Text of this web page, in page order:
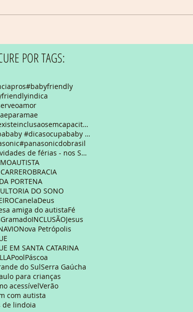
POR TAGS:
#babyfriendly
#naoexisteinclusaosemcapacitacao #autismo #autismfriendly #empresaamigadapessoaautista #empresaamig
#ocupababy #dicasocupababy #feriasemsp
#panasonicdobrasil
10 Atividades de férias - nos Shoppings de São Pau
AUTISTA
BRACIA
PORTENA
DO SONO
CanelaDeus
amiga do autistaFé
GramadoINCLUSÃOJesus
Nova Petrópolis
EM SANTA CATARINA
PoolPáscoa
do SulSerra Gaúcha
para crianças
acessívelVerão
com autista
de lindoia